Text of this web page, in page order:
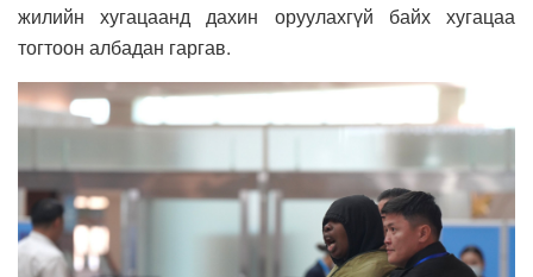
жилийн хугацаанд дахин оруулахгүй байх хугацаа
тогтоон албадан гаргав.